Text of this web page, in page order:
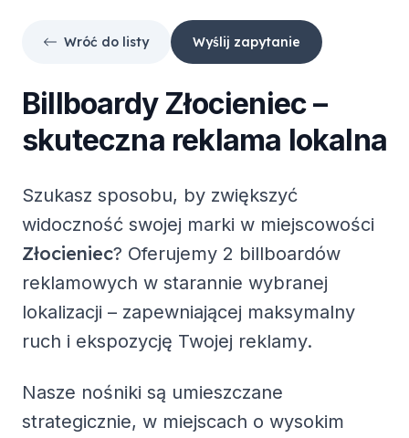
Wróć do listy Wyślij zapytanie
Billboardy Złocieniec–
skuteczna reklama lokalna
Szukasz sposobu, by zwiększyć
widoczność swojej marki w miejscowości
Złocieniec? Oferujemy 2 billboardów
reklamowych w starannie wybranej
lokalizacji – zapewniającej maksymalny
ruch i ekspozycję Twojej reklamy.
Nasze nośniki są umieszczane
strategicznie, w miejscach o wysokim